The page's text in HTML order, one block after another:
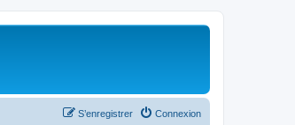
Connexion
S’enregistrer